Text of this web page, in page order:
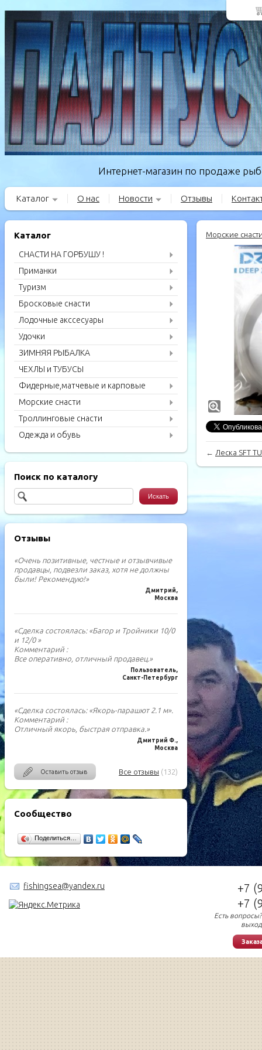
Интернет-магазин по продаже
Каталог О нас Новости Отзывы
Каталог
СНАСТИ НА ГОРБУШУ !
Приманки
Туризм
Бросковые снасти
Лодочные акссесуары
Удочки
ЗИМНЯЯ РЫБАЛКА
ЧЕХЛЫ и ТУБУСЫ
Фидерные,матчевые и карповые
удилища
Морские снасти
Троллинговые снасти
Одежда и обувь
Поиск по каталогу
Отзывы
«Очень позитивные, честные и отзывчивые
продавцы, подвезли заказ, хотя не должны
были! Рекомендую!»
Дмитрий,
Москва
«Сделка состоялась: «Багор и Тройники 10/0
и 12/0 »
Комментарий :
Все оперативно, отличный продавец.»
Пользователь,
Санкт-Петербург
«Сделка состоялась: «Якорь-парашют 2.1 м».
Комментарий :
Отличный якорь, быстрая отправка.»
Дмитрий Ф.,
Москва
Оставить отзыв Все отзывы (132)
Сообщество
Поделиться…
Морские
← Леска SFT
fishingsea@yandex.ru
+7
+7
Есть